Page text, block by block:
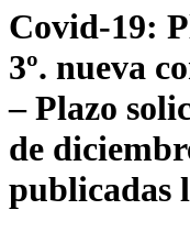
Covid-19:
3º. nueva
– Plazo
de
publicadas